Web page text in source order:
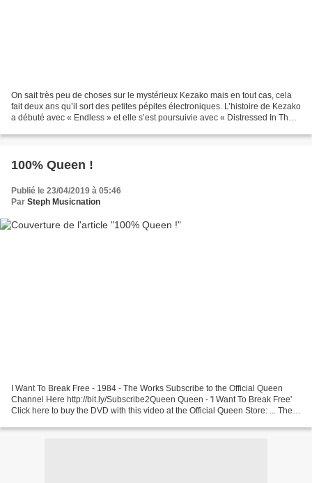
On sait très peu de choses sur le mystérieux Kezako mais en tout cas, cela
fait deux ans qu’il sort des petites pépites électroniques. L’histoire de Kezako
a débuté avec « Endless » et elle s’est poursuivie avec « Distressed In The
100% Queen !
Publié le 23/04/2019 à 05:46
Par Steph Musicnation
I Want To Break Free - 1984 - The Works Subscribe to the Official Queen
Channel Here http://bit.ly/Subscribe2Queen Queen - 'I Want To Break Free'
Click here to buy the DVD with this video at the Official Queen Store: ... The